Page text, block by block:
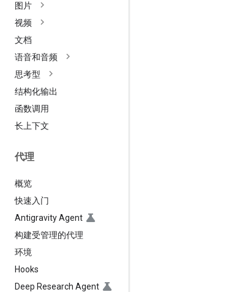
图片
视频
文档
语音和音频
思考型
结构化输出
函数调用
长上下文
代理
概览
快速入门
Antigravity Agent
构建受管理的代理
环境
Hooks
Deep Research Agent